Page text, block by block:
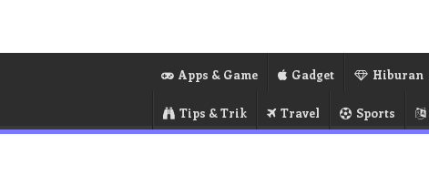
Apps & Game Gadget Hiburan
Tips & Trik Travel Sports